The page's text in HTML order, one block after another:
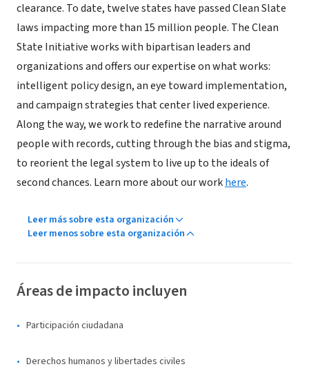
clearance. To date, twelve states have passed Clean Slate
laws impacting more than 15 million people. The Clean
State Initiative works with bipartisan leaders and
organizations and offers our expertise on what works:
intelligent policy design, an eye toward implementation,
and campaign strategies that center lived experience.
Along the way, we work to redefine the narrative around
people with records, cutting through the bias and stigma,
to reorient the legal system to live up to the ideals of
second chances. Learn more about our workhere.
Leer más sobre esta organización
Leer menos sobre esta organización
Áreas de impacto incluyen
Participación ciudadana
Derechos humanos y libertades civiles